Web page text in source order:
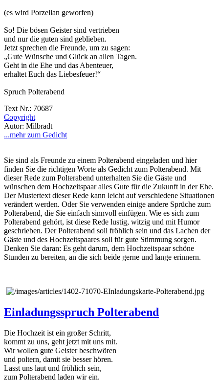
(es wird Porzellan geworfen)
So! Die bösen Geister sind vertrieben
und nur die guten sind geblieben.
Jetzt sprechen die Freunde, um zu sagen:
„Gute Wünsche und Glück an allen Tagen.
Geht in die Ehe und das Abenteuer,
erhaltet Euch das Liebesfeuer!“
Spruch Polterabend
Text Nr.: 70687
Copyright
Autor: Milbradt
...mehr zum Gedicht
Sie sind als Freunde zu einem Polterabend eingeladen und hier
finden Sie die richtigen Worte als Gedicht zum Polterabend. Mit
dieser Rede zum Polterabend unterhalten Sie die Gäste und
wünschen dem Hochzeitspaar alles Gute für die Zukunft in der Ehe.
Der Mustertext dieser Rede kann leicht auf verschiedene Situationen
verändert werden. Oder Sie verwenden einige andere Sprüche zum
Polterabend, die Sie einfach sinnvoll einfügen. Wie es sich zum
Polterabend gehört, ist diese Rede lustig, witzig und mit Humor
geschrieben. Der Polterabend soll fröhlich sein und das Lachen der
Gäste und des Hochzeitspaares soll für gute Stimmung sorgen.
Denken Sie daran: Es geht darum, dem Hochzeitspaar schöne
Stunden zu bereiten, an die sich beide gerne und lange erinnern.
Einladungsspruch Polterabend
Die Hochzeit ist ein großer Schritt,
kommt zu uns, geht jetzt mit uns mit.
Wir wollen gute Geister beschwören
und poltern, damit sie besser hören.
Lasst uns laut und fröhlich sein,
zum Polterabend laden wir ein.